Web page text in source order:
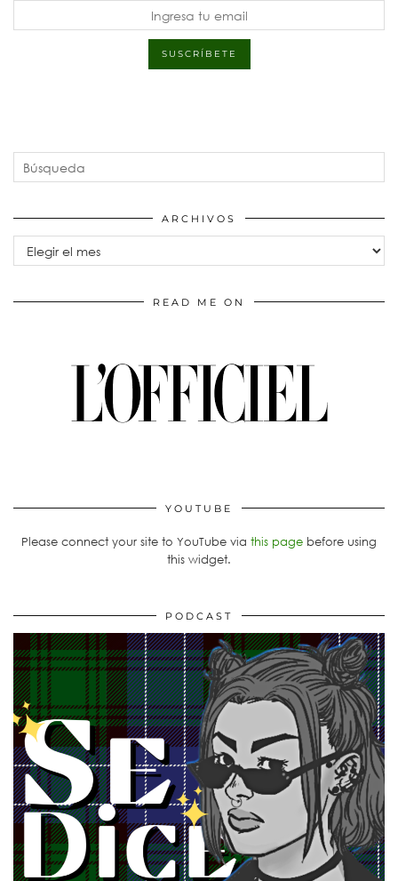
ARCHIVOS
READ ME ON
YOUTUBE
Please connect your site to YouTube via this page before using
this widget.
PODCAST